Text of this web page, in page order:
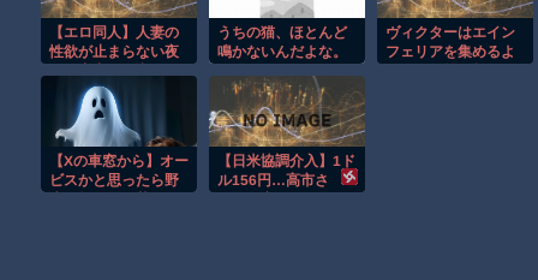
【動画】逃げる判断はやっ！埼玉でスマホ運転のプリウスに当て
渡邊渚さん「私がPTSDと診断された当時、世間はまだPTSDと
【動画】自動ドアの仕組みを理解した富山のツバメが賢い。
【朗報】Amazon、汗が飛び散る灼熱の「マンガ毎週末セール（
【エロ同人】人妻の
性欲が止まらない夜
で彼女を虜にする密
会ｗ
うちの猫、ほとんど
鳴かないんだよな。
な【再】
ヴィクターはエイン
フェリアを集めるよ
【Xの車窓から】オー
ビスかと思ったら野
【日米協調介入】1ド
ル156円…高市さ